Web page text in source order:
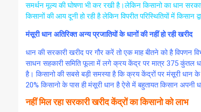
समर्थन मूल्य की घोषणा भी कर रखी है।लेकिन किसानो का धान
किसानों की आय दूनी हो रही है लेकिन विपरीत परिस्थितियों में किसान
मंसूरी धान अतिरिक्त अन्य प्रजातियों के धानों की नहीं हो रही खरीद
धान की सरकारी खरीद पर गौर करें तो एक माह बीतने को है
साधन सहकारी समिति फूला में लगे क्रय केंद्र पर मात्र 375 कुंतल
है। किसानो की सबसे बड़ी समस्या है कि क्रय केंद्रों पर मंसूरी धान
20% किसानो के पास ही मंसूरी धान है ऐसे में बहुतायत किसान
नहीं मिल रहा सरकारी खरीद केंद्रों का किसानो को लाभ